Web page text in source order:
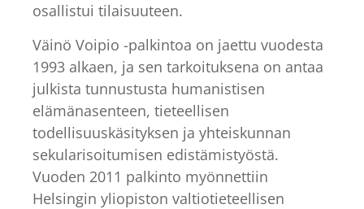
osallistui tilaisuuteen.
Väinö Voipio -palkintoa on jaettu vuodesta
1993 alkaen, ja sen tarkoituksena on antaa
julkista tunnustusta humanistisen
elämänasenteen, tieteellisen
todellisuuskäsityksen ja yhteiskunnan
sekularisoitumisen edistämistyöstä.
Vuoden 2011 palkinto myönnettiin
Helsingin yliopiston valtiotieteellisen